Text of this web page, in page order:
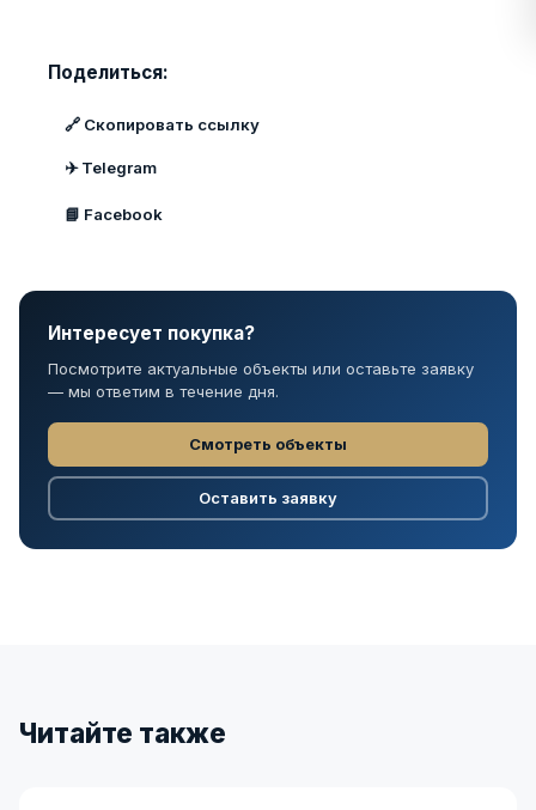
Поделиться:
🔗 Скопировать ссылку
✈️ Telegram
📘 Facebook
Интересует покупка?
Посмотрите актуальные объекты или оставьте заявку
— мы ответим в течение дня.
Смотреть объекты
Оставить заявку
Читайте также